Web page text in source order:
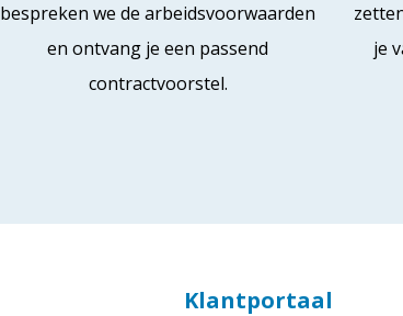
bespreken we de arbeidsvoorwaarden
en ontvang je een passend
contractvoorstel.
je
Klantportaal